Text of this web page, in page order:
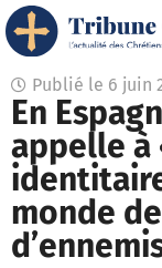
Publié le 6 juin
En
appelle à
monde